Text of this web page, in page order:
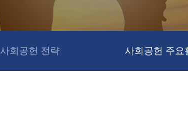
사회공헌 전략 사회공헌 주요